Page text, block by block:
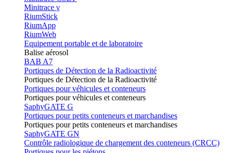
Minitrace γ
RiumStick
RiumApp
RiumWeb
Equipement portable et de laboratoire
Balise aérosol
BAB A7
Portiques de Détection de la Radioactivité
Portiques de Détection de la Radioactivité
Portiques pour véhicules et conteneurs
Portiques pour véhicules et conteneurs
SaphyGATE G
Portiques pour petits conteneurs et marchandises
Portiques pour petits conteneurs et marchandises
SaphyGATE GN
Contrôle radiologique de chargement des conteneurs (CRCC)